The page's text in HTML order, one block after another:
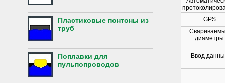
Пластиковые понтоны из
труб
Поплавки для
пульпопроводов
GPS
диаметры
Ввод